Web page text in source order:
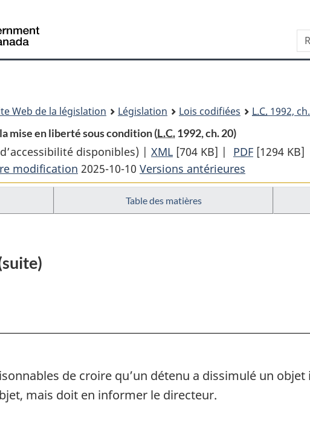
principal
À
site
version
Web de la législation Législation Lois codifiées L.C. 1992,
mise en liberté sous condition (L.C.1992, ch. 20)
disponibles) | XML Texte
complet
:
Loi
en
sous
condition
[704 KB] | PDF Texte
:
en
sous
[1294 KB]
modification 2025-10-10 Versions antérieures
Table des matières
de croire qu’un détenu a dissimulé un
mais doit en informer le directeur.